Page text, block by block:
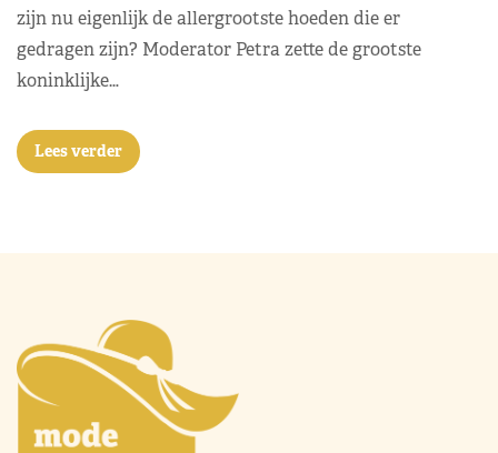
zijn nu eigenlijk de allergrootste hoeden die er
gedragen zijn? Moderator Petra zette de grootste
koninklijke…
Lees verder